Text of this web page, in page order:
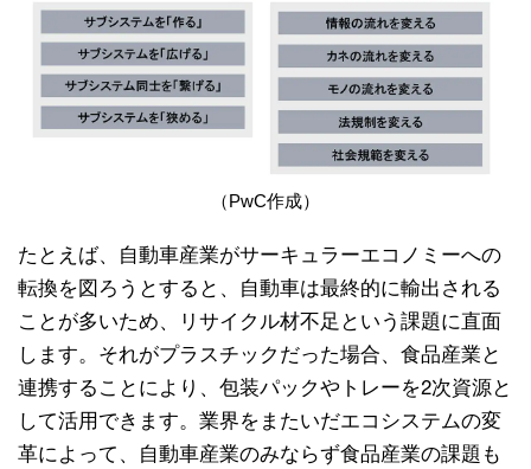
（PwC作成）
たとえば、自動車産業がサーキュラーエコノミーへの
転換を図ろうとすると、自動車は最終的に輸出される
ことが多いため、リサイクル材不足という課題に直面
します。それがプラスチックだった場合、食品産業と
連携することにより、包装パックやトレーを2次資源と
して活用できます。業界をまたいだエコシステムの変
革によって、自動車産業のみならず食品産業の課題も